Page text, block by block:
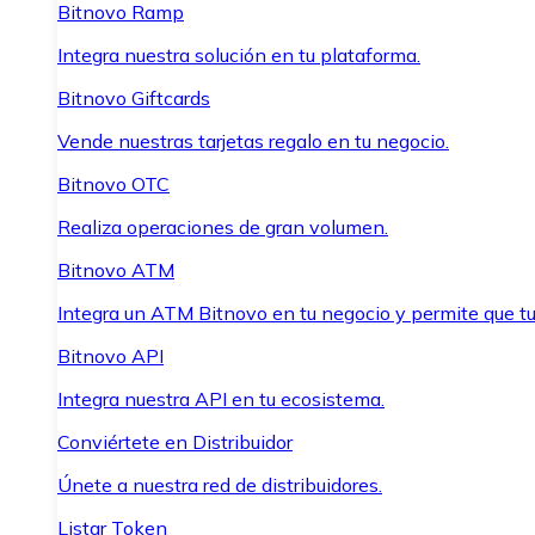
Bitnovo Ramp
Integra nuestra solución en tu plataforma.
Bitnovo Giftcards
Vende nuestras tarjetas regalo en tu negocio.
Bitnovo OTC
Realiza operaciones de gran volumen.
Bitnovo ATM
Integra un ATM Bitnovo en tu negocio y permite que
Bitnovo API
Integra nuestra API en tu ecosistema.
Conviértete en Distribuidor
Únete a nuestra red de distribuidores.
Listar Token